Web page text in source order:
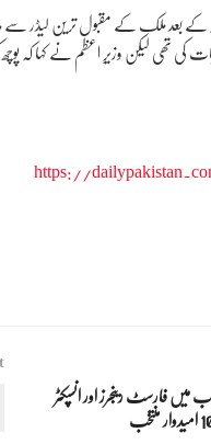
کے بعد ملک کے مقبول ترین
تھی لیکن وزیرِ اعظم نے کہا کہ
https://
فارسٹ رینجرز اور انسپکٹر